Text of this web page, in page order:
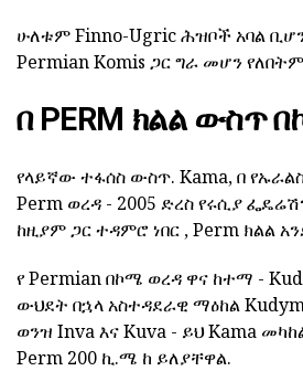
ሁለቱም Finno-Ugric ሕዝቦች አባል
Permian Komis ጋር ግራ መሆን
በ PERM ክልል ውስጥ
የላይኛው ተፋሰስ ውስጥ. Kama, በ
Perm ወረዳ - 2005 ድረስ የሩሲያ
ከዚያም ጋር ተዳምሮ ነበር , Perm ክልል
የ Permian በኮሜ ወረዳ ዋና ከተማ -
ውህደት በኋላ አስተዳደራዊ ማዕከል
ወንዝ Inva እና Kuva - ይህ Kama
Perm 200 ኪ.ሜ ከ ይለያቸዋል.